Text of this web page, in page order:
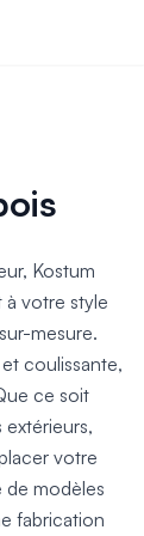
Kostum
à votre style
mesure.
coulissante,
ce soit
votre
de modèles
fabrication